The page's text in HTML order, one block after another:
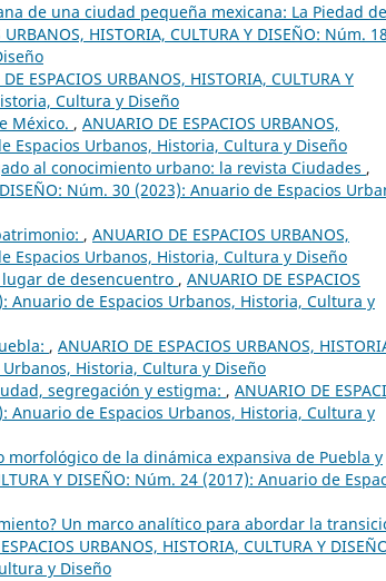
de una ciudad pequeña mexicana: La Piedad de
URBANOS, HISTORIA, CULTURA Y DISEÑO: Núm.
ESPACIOS URBANOS, HISTORIA, CULTURA Y
Cultura y Diseño
México. , ANUARIO DE ESPACIOS URBANOS,
Espacios Urbanos, Historia, Cultura y Diseño
al conocimiento urbano: la revista Ciudades ,
DISEÑO: Núm. 30 (2023): Anuario de Espacios
, ANUARIO DE ESPACIOS URBANOS,
Espacios Urbanos, Historia, Cultura y Diseño
de desencuentro , ANUARIO DE ESPACIOS
Anuario de Espacios Urbanos, Historia, Cultura y
, ANUARIO DE ESPACIOS URBANOS,
Urbanos, Historia, Cultura y Diseño
segregación y estigma: , ANUARIO DE
Anuario de Espacios Urbanos, Historia, Cultura y
morfológico de la dinámica expansiva de Puebla y
Y DISEÑO: Núm. 24 (2017): Anuario de
Un marco analítico para abordar la
URBANOS, HISTORIA, CULTURA Y
y Diseño